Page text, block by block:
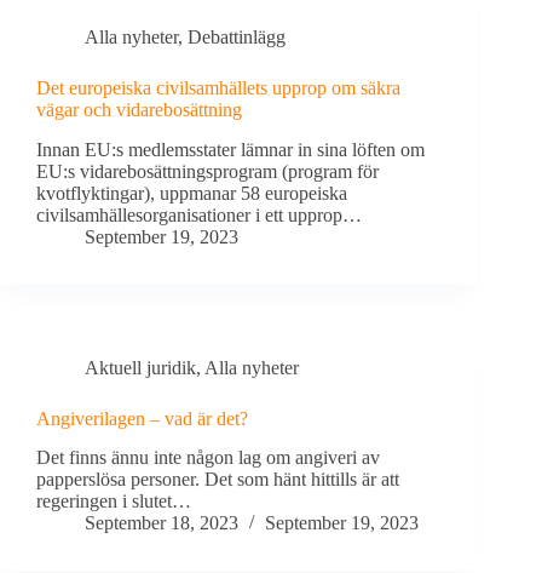
Alla nyheter, Debattinlägg
Det europeiska civilsamhällets upprop om säkra
vägar och vidarebosättning
Innan EU:s medlemsstater lämnar in sina löften om
EU:s vidarebosättningsprogram (program för
kvotflyktingar), uppmanar 58 europeiska
civilsamhällesorganisationer i ett upprop…
September 19, 2023
Aktuell juridik, Alla nyheter
Angiverilagen – vad är det?
Det finns ännu inte någon lag om angiveri av
papperslösa personer. Det som hänt hittills är att
regeringen i slutet…
September 18, 2023
September 19, 2023